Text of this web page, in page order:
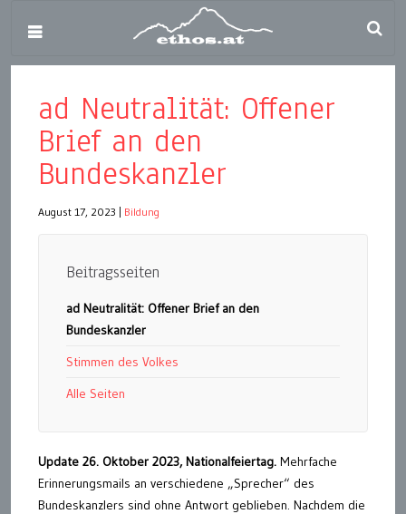
ad Neutralität: Offener
Brief an den
Bundeskanzler
August 17, 2023 Bildung
Beitragsseiten
ad Neutralität: Offener Brief an den
Bundeskanzler
Stimmen des Volkes
Alle Seiten
Update 26. Oktober 2023, Nationalfeiertag. Mehrfache
Erinnerungsmails an verschiedene „Sprecher“ des
Bundeskanzlers sind ohne Antwort geblieben. Nachdem die